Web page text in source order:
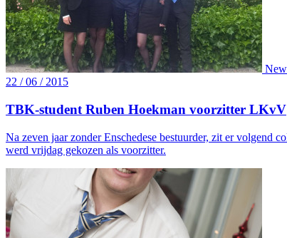
22 / 06 / 2015
TBK-student Ruben Hoekman voorzitter LKvV
Na zeven jaar zonder Enschedese bestuurder, zit er
werd vrijdag gekozen als voorzitter.